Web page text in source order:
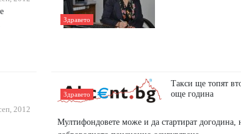
Здравето
2012
Здравето
Такси ще топят
още година
Мултифондовете може и да стартират догодина,